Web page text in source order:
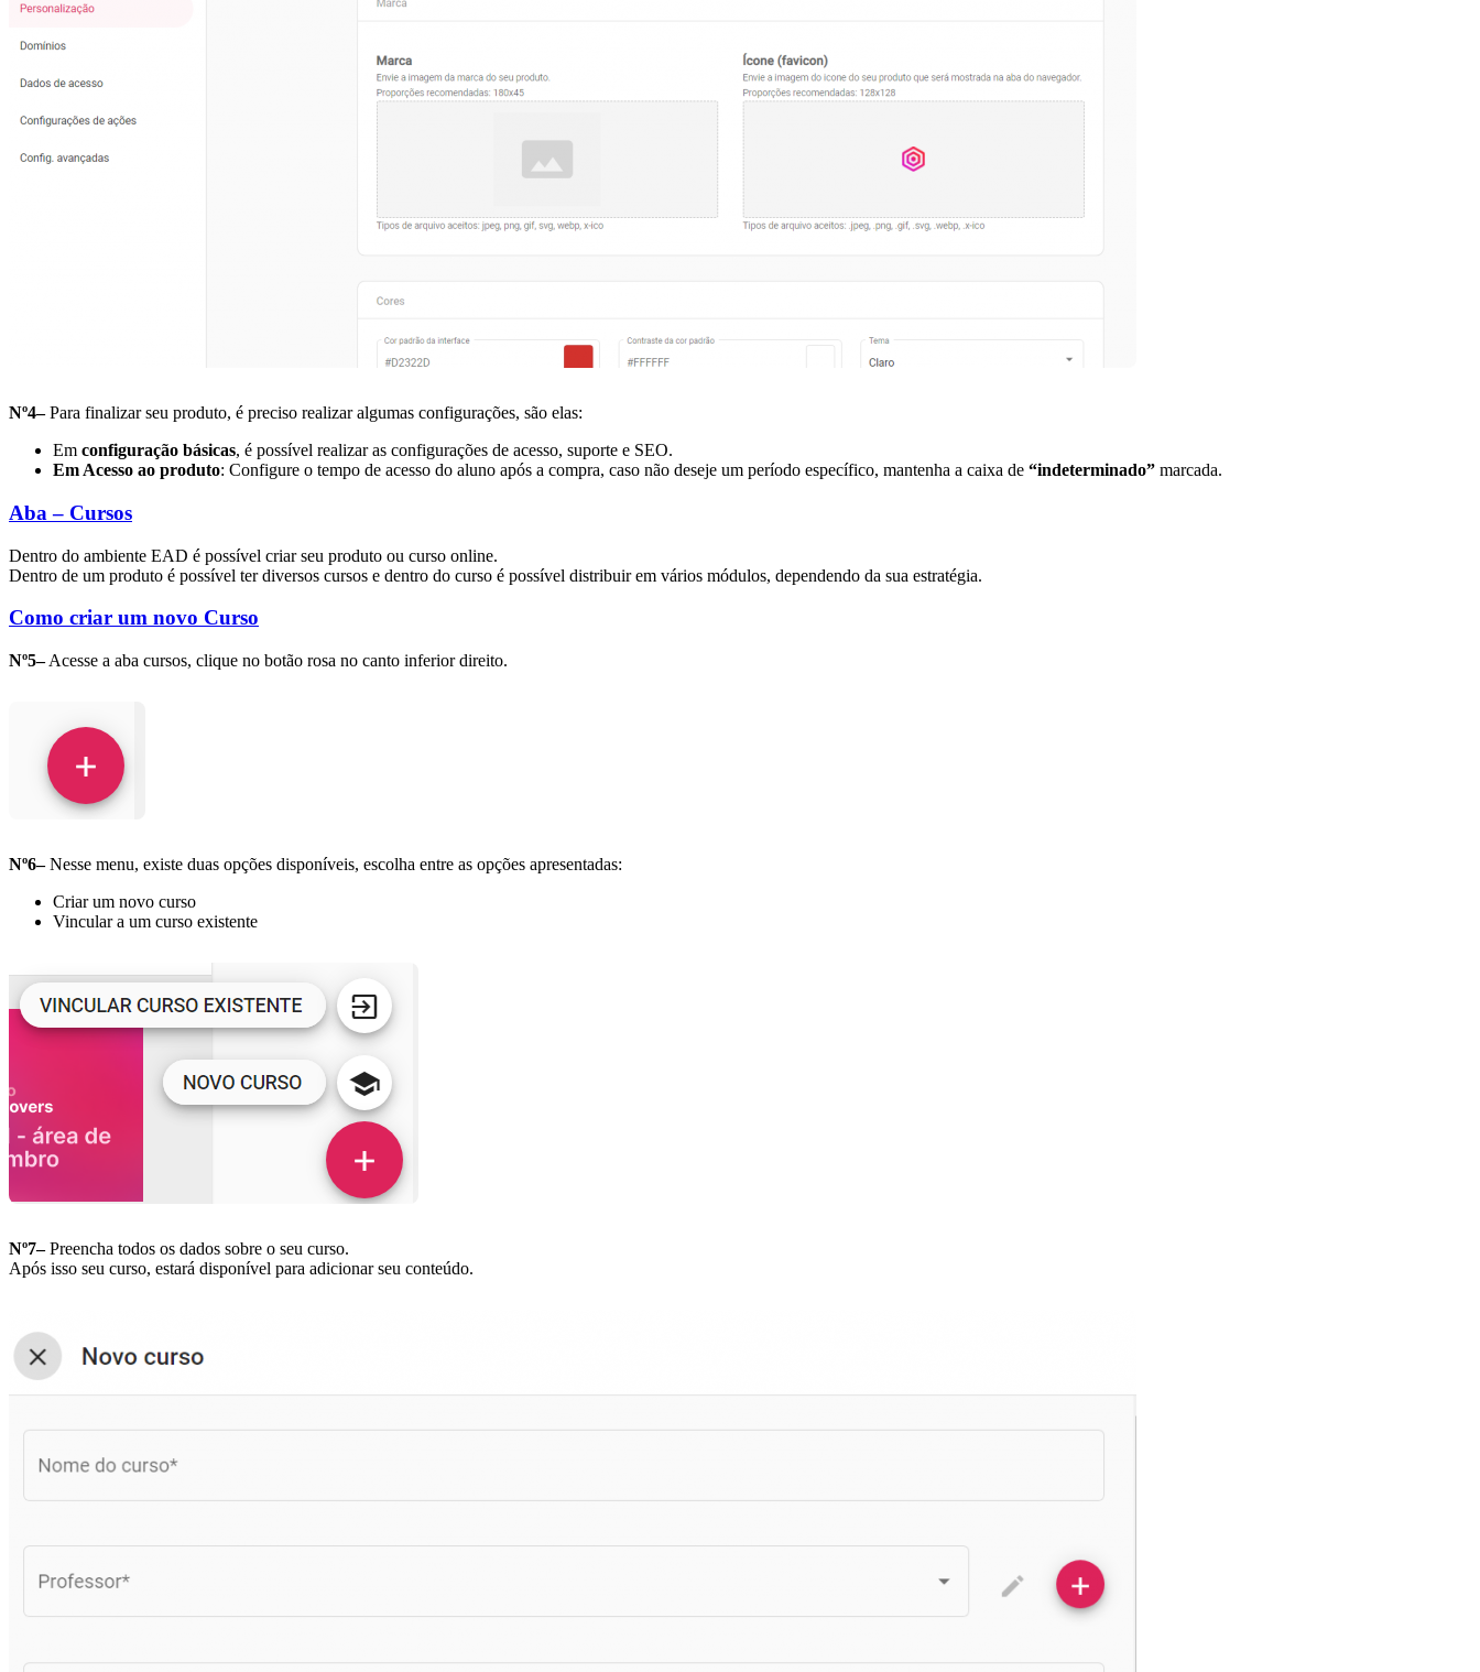
Nº4–Para finalizar seu produto, é preciso realizar algumas configurações, são elas:
Em configuração básicas, é possível realizar as configurações de acesso, suporte e SEO.
Em Acesso ao produto: Configure o tempo de acesso do aluno após a compra, caso não deseje um período específico, mantenha a caixa de “indeterminado” marcada.
Aba – Cursos
Dentro do ambiente EAD é possível criar seu produto ou curso online.
Dentro de um produto é possível ter diversos cursos e dentro do curso é possível distribuir em vários módulos, dependendo da sua estratégia.
Como criar um novo Curso
Nº5–Acesse a aba cursos, clique no botão rosa no canto inferior direito.
Nº6–Nesse menu, existe duas opções disponíveis, escolha entre as opções apresentadas:
Criar um novo curso
Vincular a um curso existente
Nº7–Preencha todos os dados sobre o seu curso.
Após isso seu curso, estará disponível para adicionar seu conteúdo.